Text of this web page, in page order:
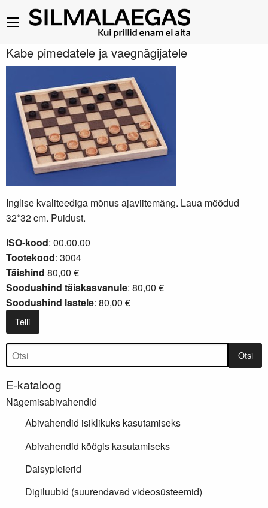
Kabe pimedatele ja vaegnägijatele
Inglise kvaliteediga mõnus ajaviitemäng. Laua mõõdud
32*32 cm. Puidust.
ISO-kood: 00.00.00
Tootekood: 3004
Täishind 80,00 €
Soodushind täiskasvanule: 80,00 €
Soodushind lastele: 80,00 €
Telli
Tootepuu Otsi
E-kataloog
Nägemisabivahendid
Abivahendid isiklikuks kasutamiseks
Abivahendid köögis kasutamiseks
Daisypleierid
Digiluubid (suurendavad videosüsteemid)